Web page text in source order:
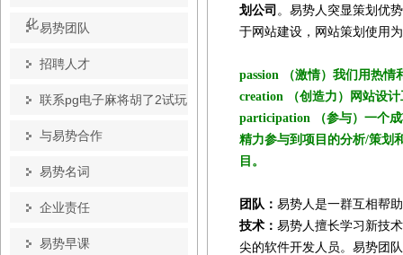
化易势团队
招聘人才
联系pg电子麻将胡了2试玩
与易势合作
易势名词
企业责任
易势早课
划公司 。易势人突显策划优
于网站建设，网站策划使用
passion （激情）我们用热情
creation （创造力）网站设
participation （参与）一个
精力参与到项目的分析/策划
目。
团队： 易势人是一群互相帮
技术： 易势人擅长学习新技
尖的软件开发人员。易势团